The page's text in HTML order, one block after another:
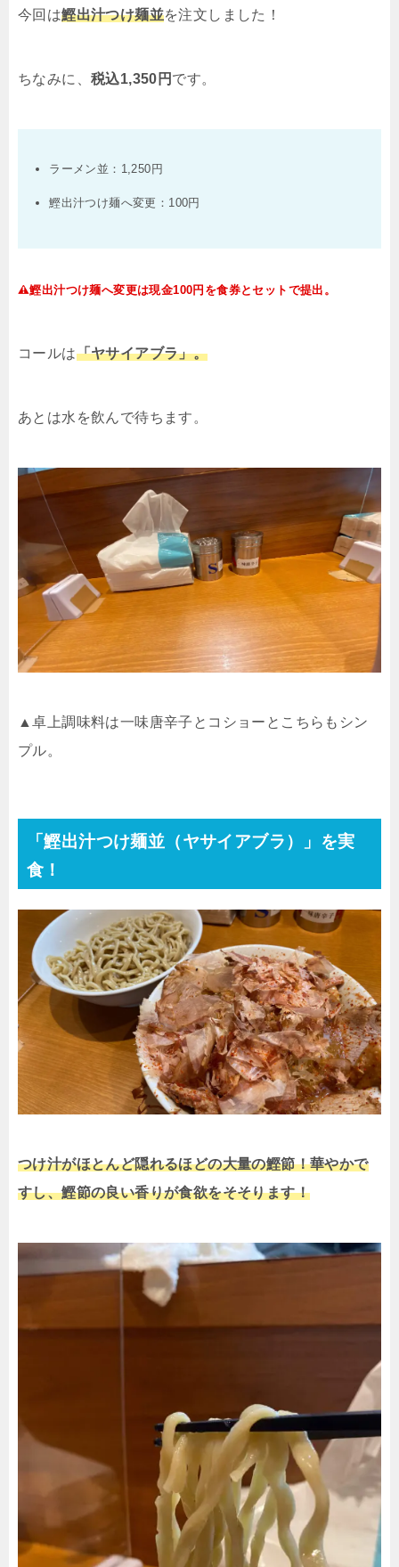
今回は鰹出汁つけ麺並を注文しました！
ちなみに、 税込1,350 円 です。
ラーメン並： 1,250 円
鰹出汁つけ麺へ変更： 100円
鰹出汁つけ麺へ変更は現金100円を食券とセットで提出。
コールは「ヤサイアブラ」。
あとは水を飲んで待ちます。
▲卓上調味料は一味唐辛子とコショーとこちらもシン
プル。
「鰹出汁つけ麺並（ヤサイアブラ）」を実
食！
つけ汁がほとんど隠れるほどの大量の鰹節！華やかで
すし、鰹節の良い香りが食欲をそそります！